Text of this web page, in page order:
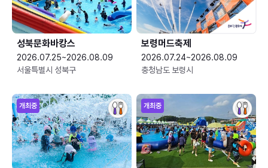
성북문화바캉스
2026.07.25~2026.08.09
서울특별시 성북구
보령머드축제
2026.07.24~2026.08.09
충청남도 보령시
개최중 개최중